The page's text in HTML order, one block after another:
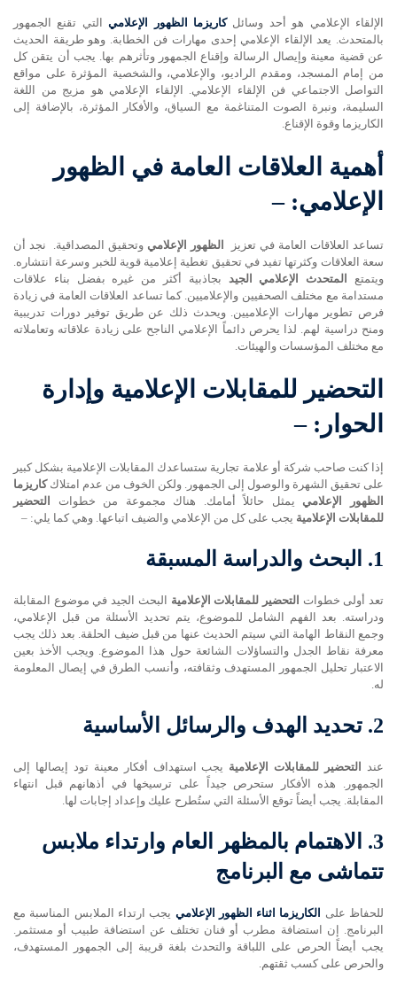
الإلقاء الإعلامي هو أحد وسائلكاريزما الظهور الإعلامي
التي تقنع الجمهور
بالمتحدث. يعد الإلقاء الإعلامي إحدى مهارات فن الخطابة. وهو طريقة الحديث
عن قضية معينة وإيصال الرسالة وإقناع الجمهور وتأثرهم بها. يجب أن يتقن كل
من إمام المسجد، ومقدم الراديو، والإعلامي، والشخصية المؤثرة على مواقع
التواصل الاجتماعي فن الإلقاء الإعلامي. الإلقاء الإعلامي هو مزيج من اللغة
السليمة، ونبرة الصوت المتناغمة مع السياق، والأفكار المؤثرة، بالإضافة إلى
الكاريزما وقوة الإقناع.
أهمية العلاقات العامة في الظهور
الإعلامي: –
تساعد العلاقات العامة في تعزيز الظهور الإعلامي وتحقيق المصداقية. نجد أن
سعة العلاقات وكثرتها تفيد في تحقيق تغطية إعلامية قوية للخبر وسرعة انتشاره.
ويتمتع
المتحدث الإعلامي الجيد بجاذبية أكثر من غيره بفضل بناء علاقات
مستدامة مع مختلف الصحفيين والإعلاميين. كما تساعد العلاقات العامة في زيادة
فرص تطوير مهارات الإعلاميين. ويحدث ذلك عن طريق توفير دورات تدريبية
ومنح دراسية لهم. لذا يحرص دائماً الإعلامي الناجح على زيادة علاقاته وتعاملاته
مع مختلف المؤسسات والهيئات.
التحضير للمقابلات الإعلامية وإدارة
الحوار: –
إذا كنت صاحب شركة أو علامة تجارية ستساعدك المقابلات الإعلامية بشكل كبير
على تحقيق الشهرة والوصول إلى الجمهور. ولكن الخوف من عدم امتلاككاريزما
الظهور الإعلامي يمثل حائلاً أمامك. هناك مجموعة من خطوات
التحضير
للمقابلات الإعلامية يجب على كل من الإعلامي والضيف اتباعها. وهي كما يلي: –
1. البحث والدراسة المسبقة
تعد أولى خطوات التحضير للمقابلات الإعلامية البحث الجيد في موضوع المقابلة
ودراسته. بعد الفهم الشامل للموضوع، يتم تحديد الأسئلة من قبل الإعلامي،
وجمع النقاط الهامة التي سيتم الحديث عنها من قبل ضيف الحلقة. بعد ذلك يجب
معرفة نقاط الجدل والتساؤلات الشائعة حول هذا الموضوع. ويجب الأخذ بعين
الاعتبار تحليل الجمهور المستهدف وثقافته، وأنسب الطرق في إيصال المعلومة
له.
2. تحديد الهدف والرسائل الأساسية
عند التحضير للمقابلات الإعلامية يجب استهداف أفكار معينة تود إيصالها إلى
الجمهور. هذه الأفكار ستحرص جيداً على ترسيخها في أذهانهم قبل انتهاء
المقابلة. يجب أيضاً توقع الأسئلة التي ستُطرح عليك وإعداد إجابات لها.
3.
الاهتمام بالمظهر العام وارتداء ملابس
تتماشى مع البرنامج
للحفاظ على الكاريزما اثناء الظهور الإعلامي يجب ارتداء الملابس المناسبة مع
البرنامج. إن استضافة مطرب أو فنان تختلف عن استضافة طبيب أو مستثمر.
يجب أيضاً الحرص على اللباقة والتحدث بلغة قريبة إلى الجمهور المستهدف،
والحرص على كسب ثقتهم.